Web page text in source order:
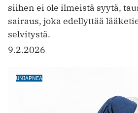
siihen ei ole ilmeistä syytä,
sairaus, joka edellyttää
selvitystä.
9.2.2026
UNIAPNEA